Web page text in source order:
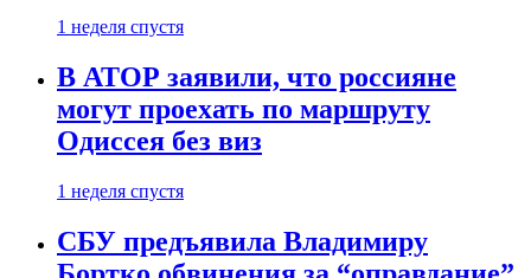
1 неделя спустя
В АТОР заявили, что россияне
могут проехать по маршруту
Одиссея без виз
1 неделя спустя
СБУ предъявила Владимиру